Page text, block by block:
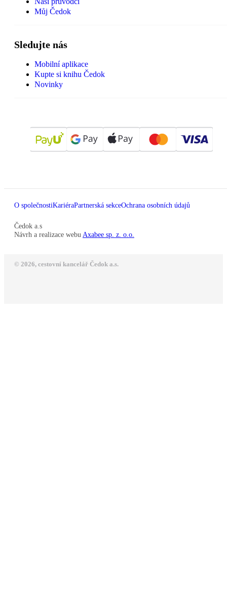
Můj Čedok
Sledujte nás
Mobilní aplikace
Kupte si knihu Čedok
Novinky
O společnostiKariéraPartnerská sekceOchrana osobních údajů
Čedok a.s
Návrh a realizace webu Axabee sp. z. o.o.
© 2026, cestovní kancelář Čedok a.s.